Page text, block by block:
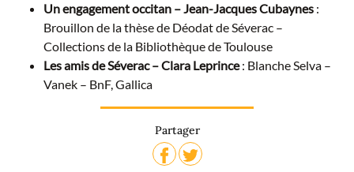
Un engagement occitan – Jean-Jacques Cubaynes :
Brouillon de la thèse de Déodat de Séverac –
Collections de la Bibliothèque de Toulouse
Les amis de Séverac – Clara Leprince: Blanche Selva –
Vanek – BnF, Gallica
Partager